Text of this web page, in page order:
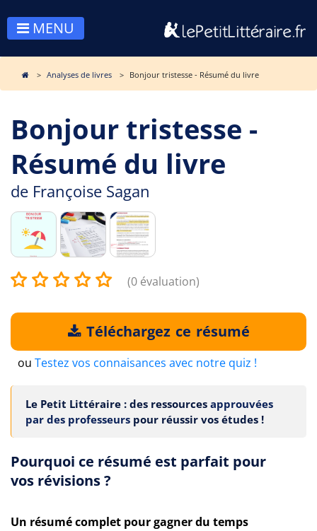
MENU
Analyses de livres Bonjour tristesse - Résumé du livre
Bonjour tristesse -
Résumé du livre
de Françoise Sagan
(0 évaluation)
Téléchargez ce résumé
ou Testez vos connaisances avec notre quiz !
Le Petit Littéraire : des ressources approuvées
par des professeurs pour réussir vos études !
Pourquoi ce résumé est parfait pour
vos révisions ?
Un résumé complet pour gagner du temps